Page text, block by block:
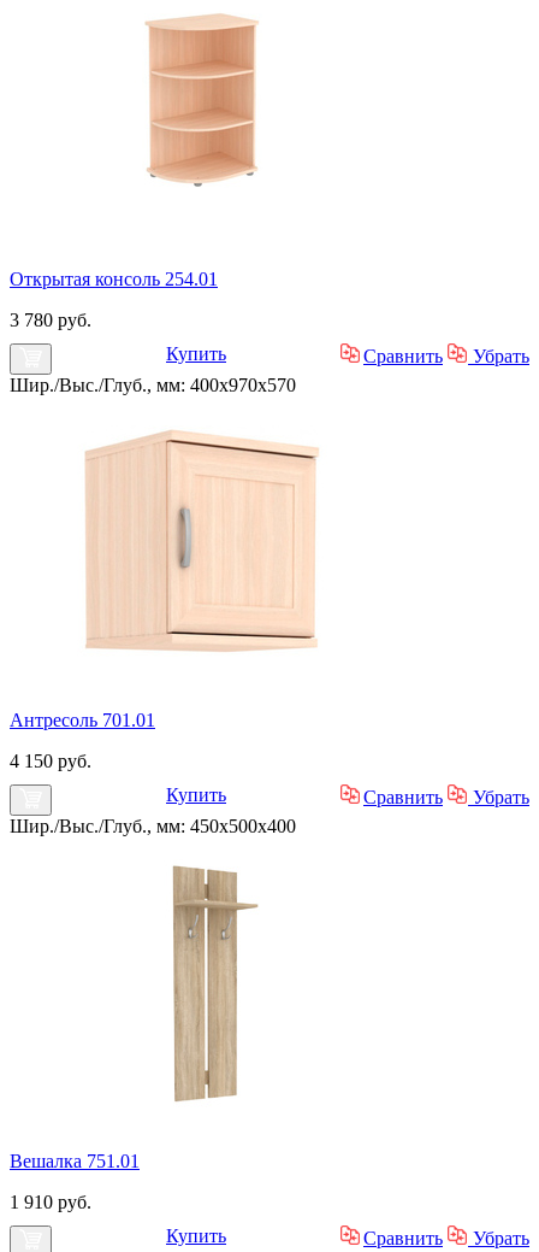
Открытая консоль 254.01
3 780 руб.
Купить
Сравнить
Убрать
Шир./Выс./Глуб., мм: 400x970x570
Антресоль 701.01
4 150 руб.
Купить
Сравнить
Убрать
Шир./Выс./Глуб., мм: 450x500x400
Вешалка 751.01
1 910 руб.
Купить
Сравнить
Убрать